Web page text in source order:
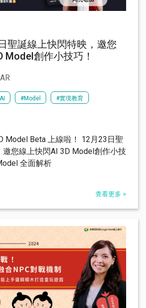
聖誕線上快閃特映，邀您
Model創作小技巧！
#Model #實境教育
Model Beta 上線啦！ 12月23日聖
您線上快閃AI 3D Model創作小技
全面解析
查看更多 >